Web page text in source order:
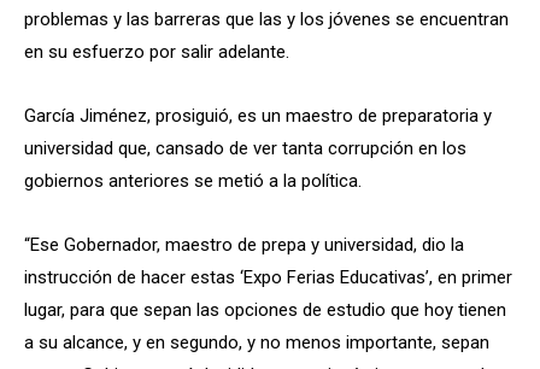
problemas y las barreras que las y los jóvenes se encuentran
en su esfuerzo por salir adelante.
García Jiménez, prosiguió, es un maestro de preparatoria y
universidad que, cansado de ver tanta corrupción en los
gobiernos anteriores se metió a la política.
“Ese Gobernador, maestro de prepa y universidad, dio la
instrucción de hacer estas ‘Expo Ferias Educativas’, en primer
lugar, para que sepan las opciones de estudio que hoy tienen
a su alcance, y en segundo, y no menos importante, sepan